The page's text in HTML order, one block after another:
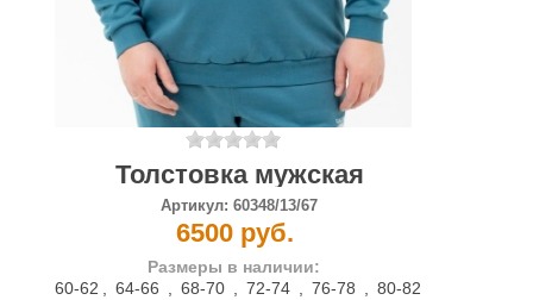
Толстовка мужская
Артикул: 60348/13/67
6500 руб.
Размеры в наличии:
60-62 , 64-66 , 68-70 , 72-74 , 76-78 , 80-82